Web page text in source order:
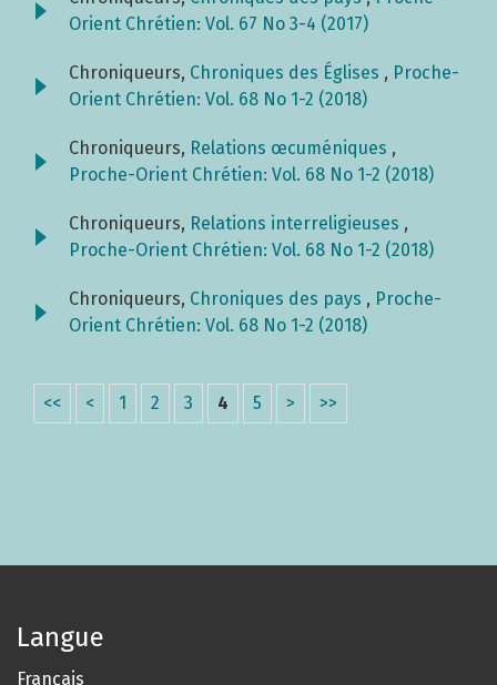
Orient Chrétien: Vol. 67 No 3-4 (2017)
Chroniqueurs, Chroniques des Églises , Proche-
Orient Chrétien: Vol. 68 No 1-2 (2018)
Chroniqueurs, Relations œcuméniques ,
Proche-Orient Chrétien: Vol. 68 No 1-2 (2018)
Chroniqueurs, Relations interreligieuses ,
Proche-Orient Chrétien: Vol. 68 No 1-2 (2018)
Chroniqueurs, Chroniques des pays , Proche-
Orient Chrétien: Vol. 68 No 1-2 (2018)
<< < 1 2 3 4 5 > >>
Langue
Français